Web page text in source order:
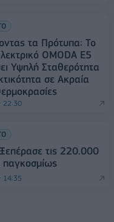
τα Πρότυπα: Το
OMODA E5
Υψηλή Σταθερότητα
σε Ακραία
22:30
τις 220.000
παγκοσμίως
14:35